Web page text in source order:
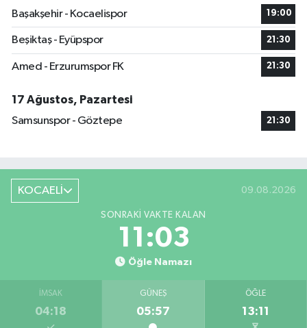
Başakşehir - Kocaelispor
19:00
Beşiktaş - Eyüpspor 21:30
Amed - Erzurumspor FK 21:30
17 Ağustos, Pazartesi
Samsunspor - Göztepe
21:30
KOCAELİ 09.08.2026
SONRAKI VAKTE KALAN
11:02
Öğle Namazı
İMSAK
04:18
GÜNEŞ
05:57
ÖĞLE
13:11